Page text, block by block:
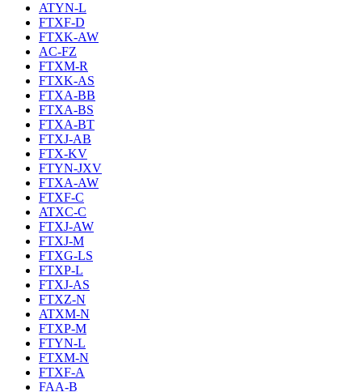
ATYN-L
FTXF-D
FTXK-AW
AC-FZ
FTXM-R
FTXK-AS
FTXA-BB
FTXA-BS
FTXA-BT
FTXJ-AB
FTX-KV
FTYN-JXV
FTXA-AW
FTXF-C
ATXC-C
FTXJ-AW
FTXJ-M
FTXG-LS
FTXP-L
FTXJ-AS
FTXZ-N
ATXM-N
FTXP-M
FTYN-L
FTXM-N
FTXF-A
FAA-B